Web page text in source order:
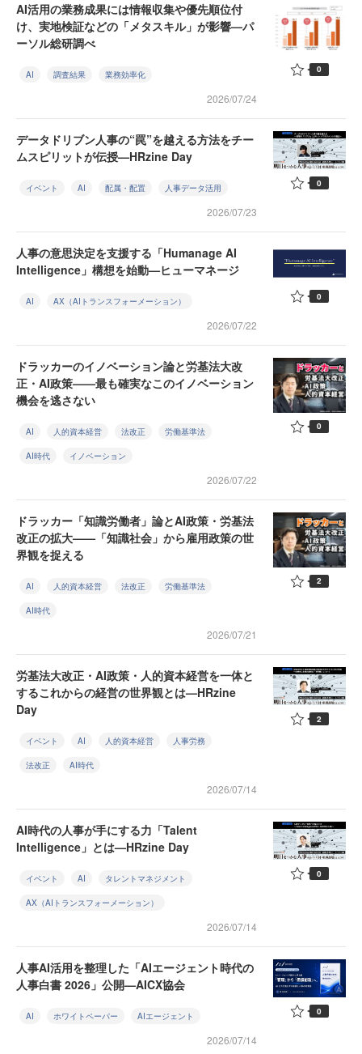
AI活用の業務成果には情報収集や優先順位付
け、実地検証などの「メタスキル」が影響—パ
ーソル総研調べ
AI 調査結果 業務効率化
2026/07/24
0
データドリブン人事の“罠”を越える方法をチー
ムスピリットが伝授—HRzine Day
イベント AI 配属・配置 人事データ活用
2026/07/23
0
人事の意思決定を支援する「Humanage AI
Intelligence」構想を始動—ヒューマネージ
AI AX（AIトランスフォーメーション）
2026/07/22
0
ドラッカーのイノベーション論と労基法大改
正・AI政策——最も確実なこのイノベーション
機会を逃さない
AI 人的資本経営 法改正 労働基準法
AI時代 イノベーション
2026/07/22
0
ドラッカー「知識労働者」論とAI政策・労基法
改正の拡大——「知識社会」から雇用政策の世
界観を捉える
AI 人的資本経営 法改正 労働基準法
AI時代
2026/07/21
2
労基法大改正・AI政策・人的資本経営を一体と
するこれからの経営の世界観とは—HRzine
Day
イベント AI 人的資本経営 人事労務
法改正 AI時代
2026/07/14
2
AI時代の人事が手にする力「Talent
Intelligence」とは—HRzine Day
イベント AI タレントマネジメント
AX（AIトランスフォーメーション）
2026/07/14
0
人事AI活用を整理した「AIエージェント時代の
人事白書 2026」公開—AICX協会
AI ホワイトペーパー AIエージェント
2026/07/14
0